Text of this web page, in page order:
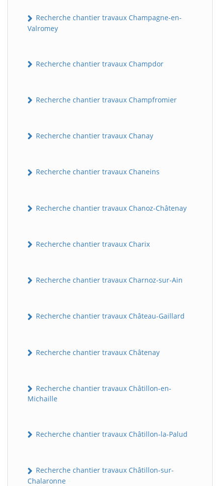
Recherche chantier travaux Champagne-en-
Valromey
Recherche chantier travaux Champdor
Recherche chantier travaux Champfromier
Recherche chantier travaux Chanay
Recherche chantier travaux Chaneins
Recherche chantier travaux Chanoz-Châtenay
Recherche chantier travaux Charix
Recherche chantier travaux Charnoz-sur-Ain
Recherche chantier travaux Château-Gaillard
Recherche chantier travaux Châtenay
Recherche chantier travaux Châtillon-en-
Michaille
Recherche chantier travaux Châtillon-la-Palud
Recherche chantier travaux Châtillon-sur-
Chalaronne